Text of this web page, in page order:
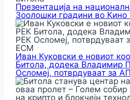
Презентација на
Зоолошки градини во
Иван Куковски е новиот
Битола, додека Владимир
Осломеј, потврдуваат за